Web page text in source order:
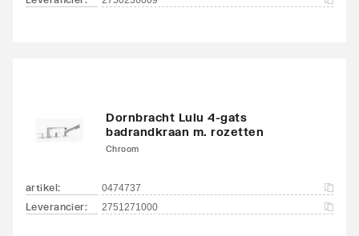
Dornbracht Lulu 4-gats
badrandkraan m. rozetten
Chroom
artikel: 0474737
Leverancier: 2751271000